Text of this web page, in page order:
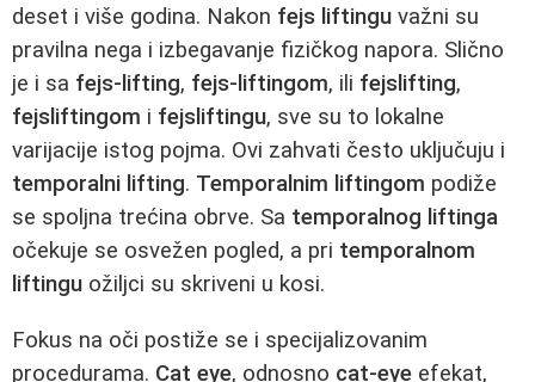
deset i više godina. Nakon fejs liftingu važni su
pravilna nega i izbegavanje fizičkog napora. Slično
je i sa fejs-lifting, fejs-liftingom, ili fejslifting,
fejsliftingom i fejsliftingu, sve su to lokalne
varijacije istog pojma. Ovi zahvati često uključuju i
temporalni lifting. Temporalnim liftingom podiže
se spoljna trećina obrve. Sa temporalnog liftinga
očekuje se osvežen pogled, a pri temporalnom
liftingu ožiljci su skriveni u kosi.
Fokus na oči postiže se i specijalizovanim
procedurama. Cat eye, odnosno cat-eye efekat,